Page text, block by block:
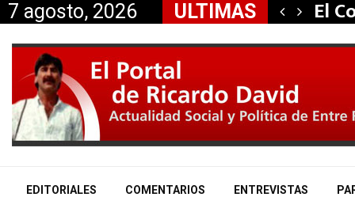
7 agosto, 2026 ULTIMAS
Victoria Villarruel… El
EDITORIALES COMENTARIOS ENTREVISTAS